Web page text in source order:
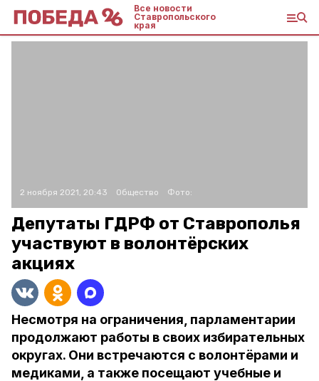
Все новости
Ставропольского
края
2 ноября 2021, 20:43 Общество Фото:
Депутаты ГДРФ от Ставрополья
участвуют в волонтёрских
акциях
Несмотря на ограничения, парламентарии
продолжают работы в своих избирательных
округах. Они встречаются с волонтёрами и
медиками, а также посещают учебные и